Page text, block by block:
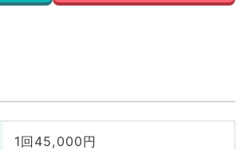
1回45,000円